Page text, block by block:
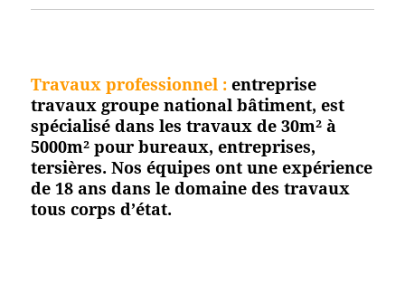
Travaux professionnel : entreprise
travaux groupe national bâtiment, est
spécialisé dans les travaux de 30m² à
5000m² pour bureaux, entreprises,
tersières. Nos équipes ont une expérience
de 18 ans dans le domaine des travaux
tous corps d’état.